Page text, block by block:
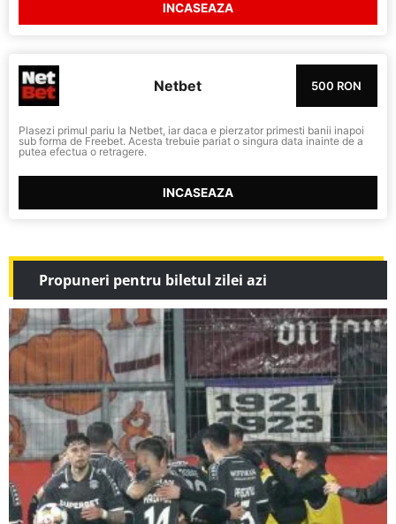
INCASEAZA
Netbet 500 RON
Plasezi primul pariu la Netbet, iar daca e pierzator primesti banii inapoi
sub forma de Freebet. Acesta trebuie pariat o singura data inainte de a
putea efectua o retragere.
INCASEAZA
Propuneri pentru biletul zilei azi